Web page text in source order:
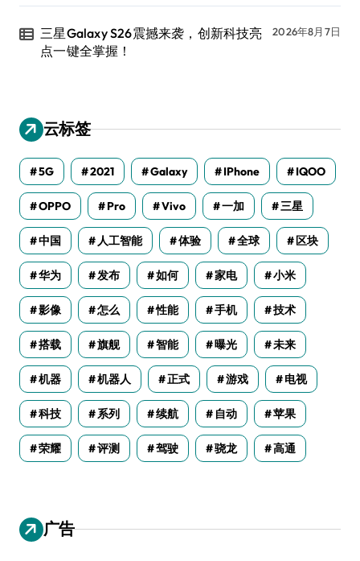
三星Galaxy S26震撼来袭，创新科技亮
点一键全掌握！
2026年8月7日
云标签
5G 2021 Galaxy IPhone IQOO
OPPO Pro Vivo 一加 三星
中国 人工智能 体验 全球 区块
华为 发布 如何 家电 小米
影像 怎么 性能 手机 技术
搭载 旗舰 智能 曝光 未来
机器 机器人 正式 游戏 电视
科技 系列 续航 自动 苹果
荣耀 评测 驾驶 骁龙 高通
广告